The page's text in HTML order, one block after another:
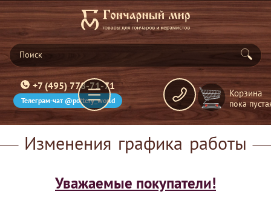
+7 (495) 778-71-71
Телеграм-чат @pottery_world
Корзина
пока
Изменения графика работы
Уважаемые покупатели!